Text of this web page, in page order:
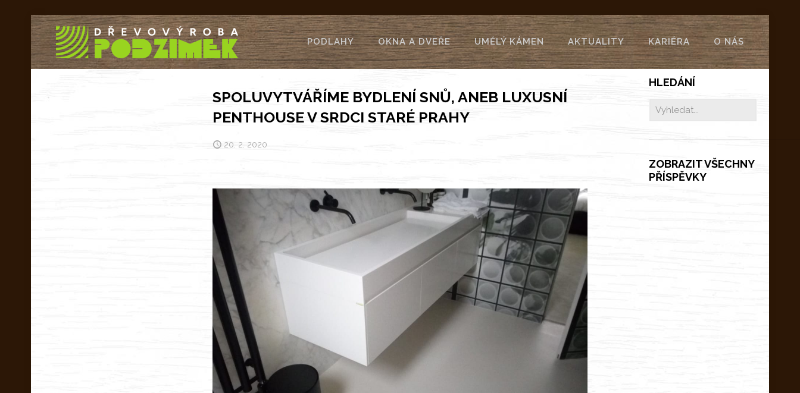
PODLAHY OKNA A DVEŘE UMĚLÝ KÁMEN AKTUALITY KARIÉRA O NÁS
SPOLUVYTVÁŘÍME BYDLENÍ SNŮ, ANEB LUXUSNÍ
PENTHOUSE V SRDCI STARÉ PRAHY
20. 2. 2020
HLEDÁNÍ
ZOBRAZIT VŠECHNY
PŘÍSPĚVKY